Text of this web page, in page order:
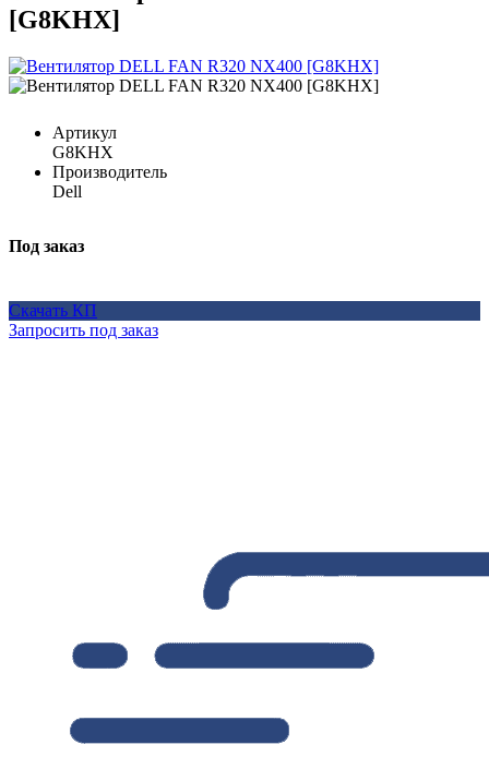
[G8KHX]
Артикул
G8KHX
Производитель
Dell
Под заказ
Скачать КП
Запросить под заказ